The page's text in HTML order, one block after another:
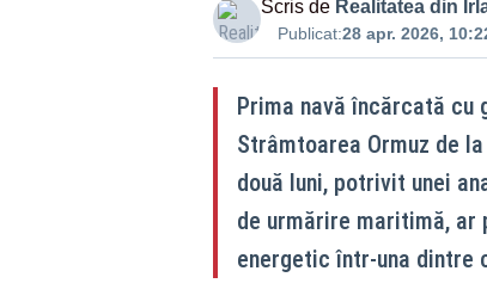
Scris de Realitatea din
Publicat:28 apr. 2026,
Prima navă încărcată cu
Strâmtoarea Ormuz de
două luni, potrivit unei
de urmărire maritimă, ar
energetic într-una dintre